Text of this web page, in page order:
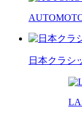
日本クラシ
LASVIT